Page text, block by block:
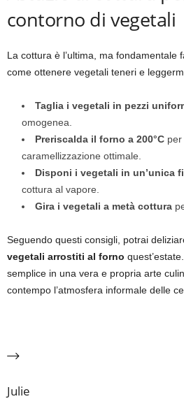
contorno di vegetali
La cottura è l’ultima, ma fondamentale
come ottenere vegetali teneri e
Taglia i vegetali in pezzi
omogenea.
Preriscalda il forno a 200°C
caramellizzazione ottimale.
Disponi i vegetali in un’unica
cottura al vapore.
Gira i vegetali a metà cottura
Seguendo questi consigli, potrai
vegetali arrostiti al forno
semplice in una vera e propria arte
contempo l’atmosfera informale delle
Julie